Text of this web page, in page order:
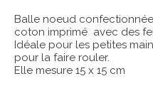
Balle noeud
coton imprimé avec des
Idéale pour les petites
pour la faire rouler.
Elle mesure 15 x 15 cm